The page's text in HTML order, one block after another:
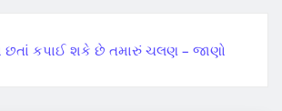
છતાં કપાઈ શકે છે તમારું ચલણ – જાણો